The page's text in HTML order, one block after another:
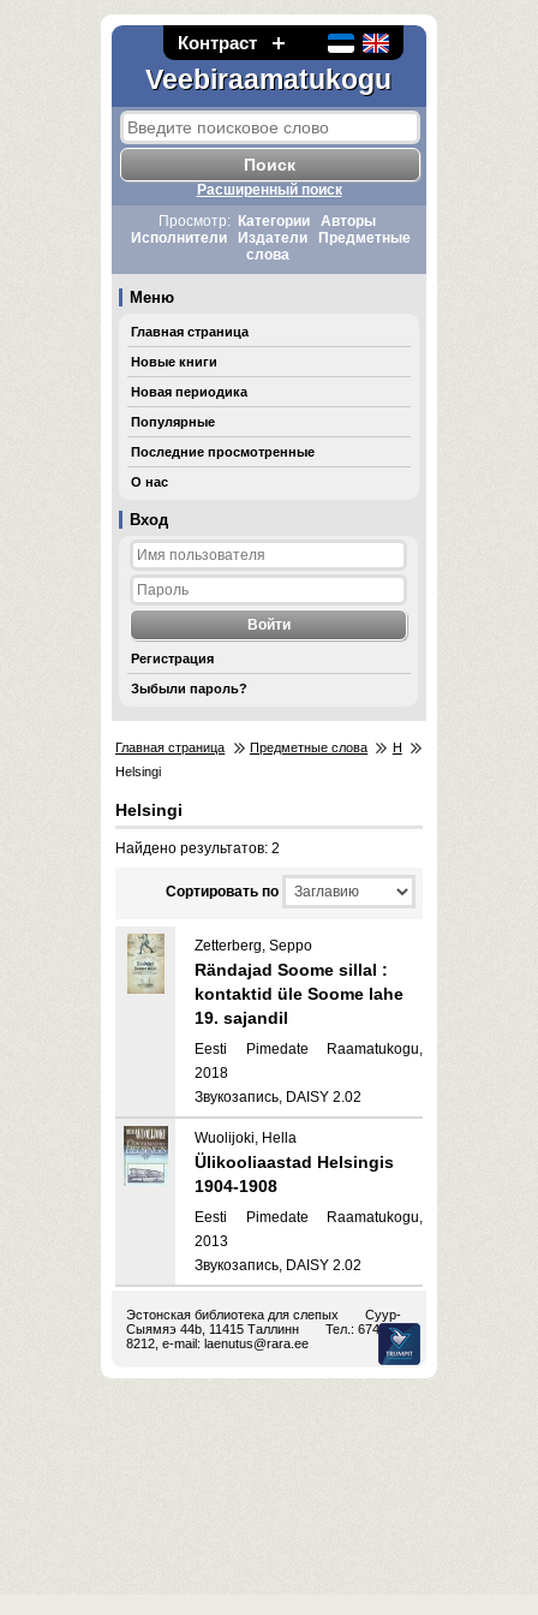
Контраст
Veebiraamatukogu
Вход
Регистрация
Зыбыли пароль?
Расширенный поиск
Просмотр:
Категории
Авторы
Исполнители
Издатели
Предметные
слова
Меню
Главная страница
Новые книги
Новая периодика
Популярные
Последние просмотренные
О нас
Главная страница Предметные слова
H
Helsingi
Helsingi
Найдено результатов: 2
Cортировать по
Zetterberg, Seppo
Rändajad Soome sillal :
kontaktid üle Soome lahe
19. sajandil
Eesti Pimedate Raamatukogu,
2018
Звукозапись, DAISY 2.02
Wuolijoki, Hella
Ülikooliaastad Helsingis
1904-1908
Eesti Pimedate Raamatukogu,
2013
Звукозапись, DAISY 2.02
Эстонская библиотека для слепых
Суур-
Сыямяэ 44b, 11415 Таллинн
Тел.: 674
8212, e-mail: laenutus@rara.ee